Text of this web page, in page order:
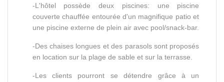
-L'hôtel possède deux piscines: une piscine
couverte chauffée entourée d'un magnifique patio et
une piscine externe de plein air avec pool/snack-bar.
-Des chaises longues et des parasols sont proposés
en location sur la plage de sable et sur la terrasse.
-Les clients pourront se détendre grâce à un